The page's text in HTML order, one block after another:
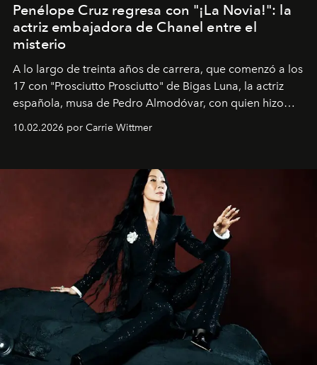
Penélope Cruz regresa con "¡La Novia!": la
actriz embajadora de Chanel entre el
misterio
A lo largo de treinta años de carrera, que comenzó a los
17 con "Prosciutto Prosciutto" de Bigas Luna, la actriz
española, musa de Pedro Almodóvar, con quien hizo
Barcelona", ha dividido su tiempo entre Europa y
dirigida por Maggie Gyllenhaal.
10.02.2026 por Carrie Wittmer